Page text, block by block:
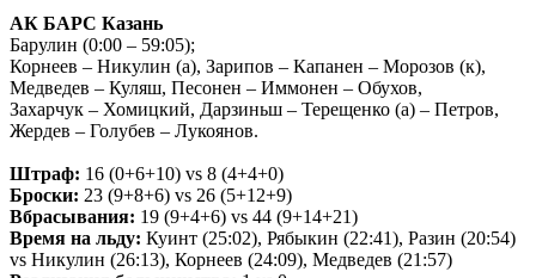
АК БАРС Казань
Барулин (0:00 – 59:05);
Корнеев – Никулин (а), Зарипов – Капанен – Морозов (к),
Медведев – Куляш, Песонен – Иммонен – Обухов,
Захарчук – Хомицкий, Дарзиньш – Терещенко (а) – Петров,
Жердев – Голубев – Лукоянов.
Штраф: 16 (0+6+10) vs 8 (4+4+0)
Броски: 23 (9+8+6) vs 26 (5+12+9)
Вбрасывания: 19 (9+4+6) vs 44 (9+14+21)
Время на льду: Куинт (25:02), Рябыкин (22:41), Разин (20:54)
vs Никулин (26:13), Корнеев (24:09), Медведев (21:57)